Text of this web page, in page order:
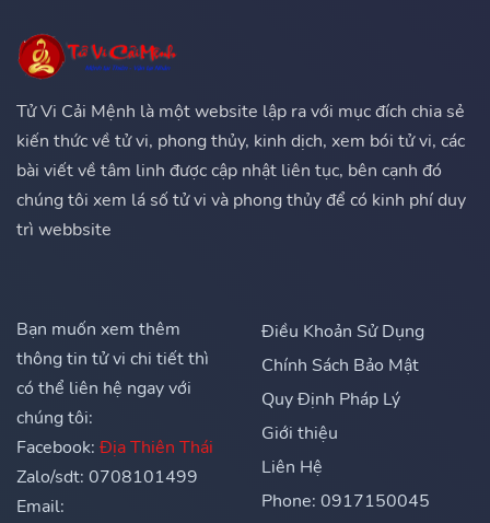
Tử Vi Cải Mệnh là một website lập ra với mục đích chia sẻ
kiến thức về tử vi, phong thủy, kinh dịch, xem bói tử vi, các
bài viết về tâm linh được cập nhật liên tục, bên cạnh đó
chúng tôi xem lá số tử vi và phong thủy để có kinh phí duy
trì webbsite
Bạn muốn xem thêm
thông tin tử vi chi tiết thì
có thể liên hệ ngay với
chúng tôi:
Facebook: Địa Thiên Thái
Zalo/sdt: 0708101499
Email:
Điều Khoản Sử Dụng
Chính Sách Bảo Mật
Quy Định Pháp Lý
Giới thiệu
Liên Hệ
Phone: 0917150045